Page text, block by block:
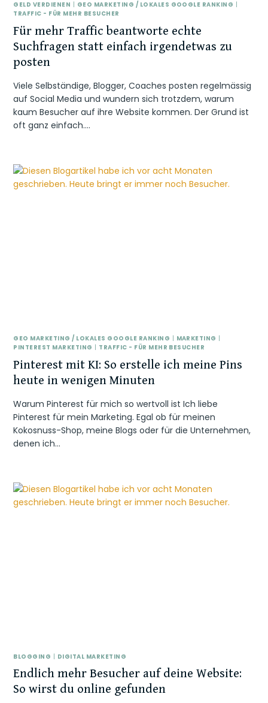
GELD VERDIENEN GEO MARKETING / LOKALES GOOGLE RANKING
TRAFFIC - FÜR MEHR BESUCHER
Für mehr Traffic beantworte echte
Suchfragen statt einfach irgendetwas zu
posten
Viele Selbständige, Blogger, Coaches posten regelmässig
auf Social Media und wundern sich trotzdem, warum
kaum Besucher auf ihre Website kommen. Der Grund ist
oft ganz einfach….
GEO MARKETING / LOKALES GOOGLE RANKING MARKETING
PINTEREST MARKETING
TRAFFIC - FÜR MEHR BESUCHER
Pinterest mit KI: So erstelle ich meine Pins
heute in wenigen Minuten
Warum Pinterest für mich so wertvoll ist Ich liebe
Pinterest für mein Marketing. Egal ob für meinen
Kokosnuss-Shop, meine Blogs oder für die Unternehmen,
denen ich…
BLOGGING | DIGITAL MARKETING
Endlich mehr Besucher auf deine Website:
So wirst du online gefunden